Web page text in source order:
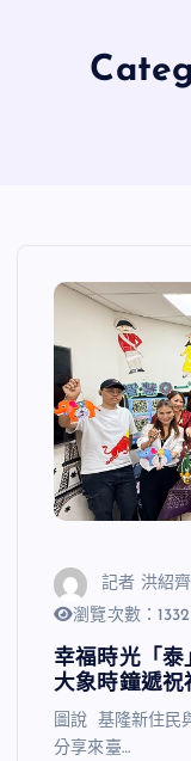
記者 洪紹齊
瀏覽次數：
幸福時光「
大象時鐘遞祝
圖說 基隆新住民
分享來臺…